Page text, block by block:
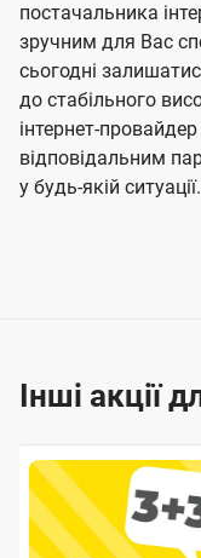
постачальника
зручним для Вас
сьогодні
до стабільного
інтернет-
відповідальним
у будь-якій ситуації.
Інші акції